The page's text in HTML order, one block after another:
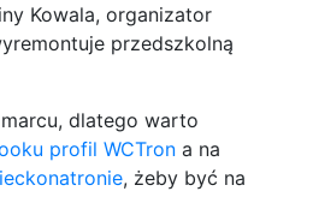
Kowala, organizator
przedszkolną
dlatego warto
profil WCTron a na
, żeby być na